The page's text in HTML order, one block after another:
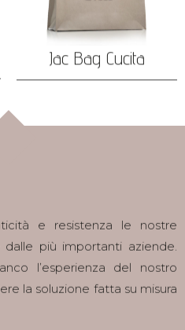
Jac Bag Cucita
e resistenza le nostre
più importanti aziende.
l’esperienza del nostro
la soluzione fatta su misura